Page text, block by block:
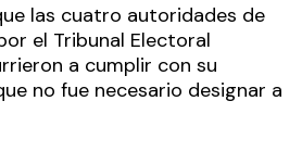
las cuatro autoridades de
el Tribunal Electoral
a cumplir con su
no fue necesario designar a